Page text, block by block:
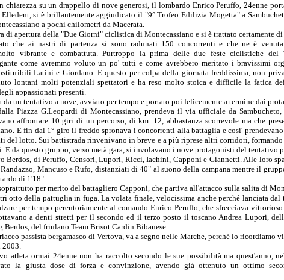
chiarezza su un drappello di nove generosi, il lombardo Enrico Peruffo, 24enne
Elledent, si è brillantemente aggiudicato il "9° Trofeo Edilizia Mogetta" a
a pochi chilometri da Macerata.
di apertura della "Due Giorni" ciclistica di Montecassiano e si è trattato certamente
che ai nastri di partenza si sono radunati 150 concorrenti e che ne è
vibrante e combattuta. Purtroppo la prima delle due feste ciclistiche del
come avremmo voluto un po' tutti e come avrebbero meritato i bravissimi
Latini e Giordano. E questo per colpa della giornata freddissima, non
lontani molti potenziali spettatori e ha reso molto stoica e difficile la fatica
appassionati presenti.
da un tentativo a nove, avviato per tempo e portato poi felicemente a termine dai
Piazza G.Leopardi di Montecassiano, prendeva il via ufficiale da
affrontare 10 giri di un percorso, di km. 12, abbastanza scorrevole ma che
E fin dal 1° giro il freddo spronava i concorrenti alla battaglia e cosi'
lotto. Sui battistrada rinvenivano in breve e a più riprese altri corridori, formando
E da questo gruppo, verso metà gara, si involavano i nove protagonisti del tentativo
di Peruffo, Censori, Lupori, Ricci, Iachini, Capponi e Giannetti. Alle loro
Mancuso e Rufo, distanziati di 40" al suono della campana mentre il
di 1'18".
per merito del battagliero Capponi, che partiva all'attacco sulla salita di
otto della pattuglia in fuga. La volata finale, velocissima anche perché lanciata dal
per tempo perentoriamente al comando Enrico Peruffo, che sfrecciava
a denti stretti per il secondo ed il terzo posto il toscano Andrea Lupori,
del friulano Team Brisot Cardin Bibanese.
passista bergamasco di Vertova, va a segno nelle Marche, perché lo ricordiamo
2003.
atleta ormai 24enne non ha raccolto secondo le sue possibilità ma quest'anno,
la giusta dose di forza e convinzione, avendo già ottenuto un ottimo